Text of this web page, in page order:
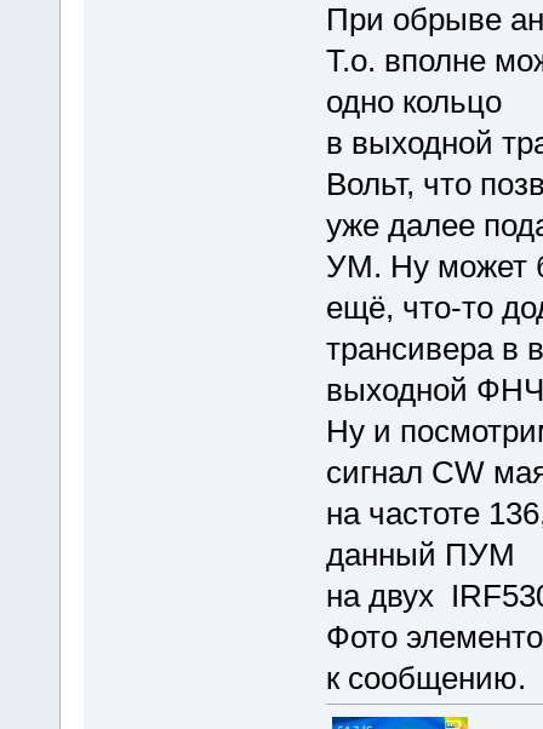
При обрыве
Т.о. вполне
одно кольцо
в выходной
Вольт, что
уже далее
УМ. Ну может
ещё, что-то
трансивера в
выходной ФНЧ
Ну и
сигнал CW
на частоте
данный ПУМ
на двух
Фото
к сообщению.